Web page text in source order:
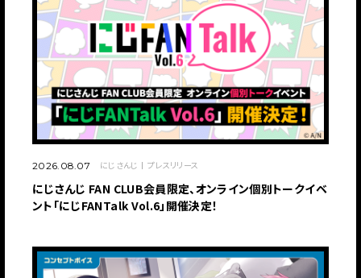
2026.08.07 にじさんじ プレスリリース
にじさんじ FAN CLUB会員限定、オンライン個別トークイベ
ント「にじFANTalk Vol.6」開催決定！